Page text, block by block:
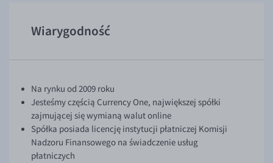
Wiarygodność
Na rynku od 2009 roku
Jesteśmy częścią Currency One, największej spółki
zajmującej się wymianą walut online
Spółka posiada licencję instytucji płatniczej Komisji
Nadzoru Finansowego na świadczenie usług
płatniczych